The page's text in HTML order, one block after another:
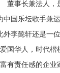
董事长兼法人，
中国乐坛歌手兼
外李懿轩还是一
爱国华人，时代
有责任感的企业